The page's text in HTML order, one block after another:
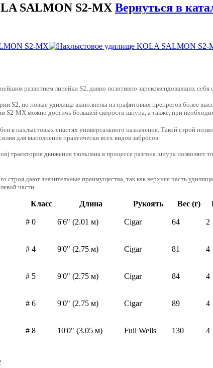
SALMON S2-MX Вернуться в
развитием линейки S2, давно позитивно зарекомендовавших себя
S2, но новые удилища выполнены из графитовых препрегов более
MX можно достичь большей скорости шнура, а также, при
в нахлыстовых снастях универсального назначения. Такой строй
для выполнения практически всех видов забросов.
траектория движения тюльпана в процессе разгона шнура
строя дают значительные преимущества, так как верхняя часть
части.
Класс Длина Рукоять Вес (г)
# 0 6'6" (2.01 м) Cigar 64 2
# 4 9'0" (2.75 м) Cigar 81 4
# 5 9'0" (2.75 м) Cigar 84 4
# 6 9'0" (2.75 м) Cigar 89 4
# 8 10'0" (3.05 м) Full Wells 130 4